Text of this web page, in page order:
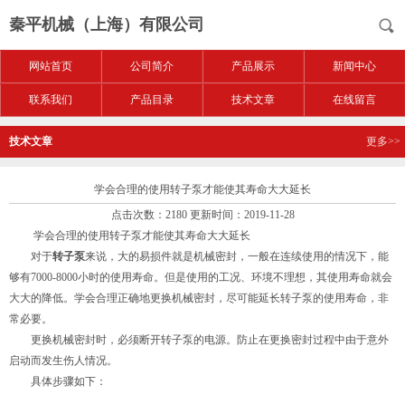
秦平机械（上海）有限公司
网站首页 公司简介 产品展示 新闻中心
联系我们 产品目录 技术文章 在线留言
技术文章 更多>>
学会合理的使用转子泵才能使其寿命大大延长
点击次数：2180 更新时间：2019-11-28
学会合理的使用转子泵才能使其寿命大大延长
对于转子泵来说，大的易损件就是机械密封，一般在连续使用的情况下，能
够有7000-8000小时的使用寿命。但是使用的工况、环境不理想，其使用寿命就会
大大的降低。学会合理正确地更换机械密封，尽可能延长转子泵的使用寿命，非
常必要。
更换机械密封时，必须断开转子泵的电源。防止在更换密封过程中由于意外
启动而发生伤人情况。
具体步骤如下：